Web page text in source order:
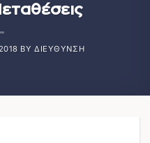
BYΔΙΕΎΘΥΝΣΗ